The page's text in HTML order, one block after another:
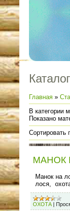
Главная »
В категории
Показано
Сортировать
МАНОК
Манок на
лося,
ОХОТА |